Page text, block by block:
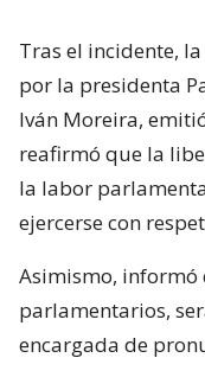
Tras el incidente,
por la presidenta
Iván Moreira,
reafirmó que la
la labor
ejercerse con
Asimismo, informó
parlamentarios,
encargada de